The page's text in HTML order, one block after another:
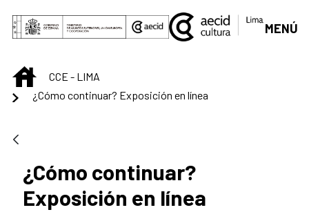
Saltar al contenido principal
MENÚ
INICIOCCE - LIMA
¿Cómo continuar? Exposición en línea
¿Cómo continuar?
Exposición en línea